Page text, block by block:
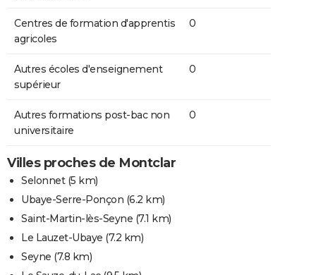
Centres de formation d'apprentis
agricoles
0
Autres écoles d'enseignement
supérieur
0
Autres formations post-bac non
universitaire
0
Villes proches de Montclar
Selonnet(5 km)
Ubaye-Serre-Ponçon (6.2 km)
Saint-Martin-lès-Seyne (7.1 km)
Le Lauzet-Ubaye (7.2 km)
Seyne (7.8 km)